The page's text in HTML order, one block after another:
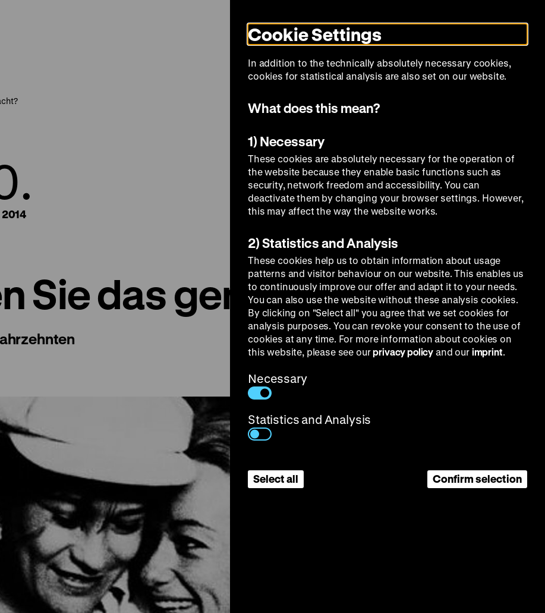
dark
Visit Calendar Programs About Us
Sie das gemacht?
Cookie Settings
In addition to the technically absolutely necessary cookies,
cookies for statistical analysis are also set on our website.
What does this mean?
1) Necessary
These cookies are absolutely necessary for the operation of
the website because they enable basic functions such as
security, network freedom and accessibility. You can
deactivate them by changing your browser settings. However,
this may affect the way the website works.
2) Statistics and Analysis
These cookies help us to obtain information about usage
patterns and visitor behaviour on our website. This enables us
to continuously improve our offer and adapt it to your needs.
You can also use the website without these analysis cookies.
By clicking on "Select all" you agree that we set cookies for
analysis purposes. You can revoke your consent to the use of
cookies at any time. For more information about cookies on
this website, please see ourprivacy policy and our imprint.
Necessary
Statistics and Analysis
Select all Confirm selection